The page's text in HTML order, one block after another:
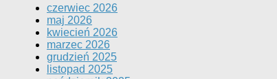
czerwiec 2026
maj 2026
kwiecień 2026
marzec 2026
grudzień 2025
listopad 2025